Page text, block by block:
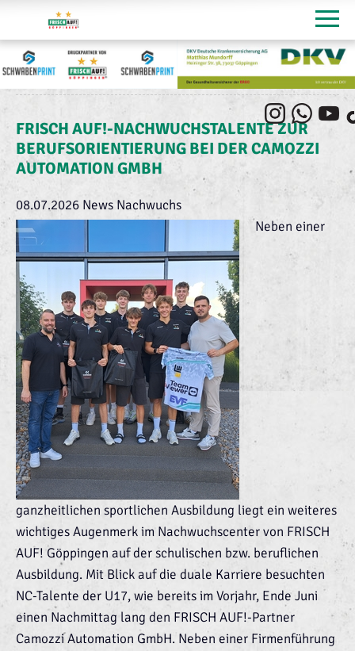
FRISCH AUF!-NACHWUCHSTALENTE ZUR
BERUFSORIENTIERUNG BEI DER CAMOZZI
AUTOMATION GMBH
08.07.2026 News Nachwuchs
Neben einer
ganzheitlichen sportlichen Ausbildung liegt ein weiteres
wichtiges Augenmerk im Nachwuchscenter von FRISCH
AUF! Göppingen auf der schulischen bzw. beruflichen
Ausbildung. Mit Blick auf die duale Karriere besuchten
NC-Talente der U17, wie bereits im Vorjahr, Ende Juni
einen Nachmittag lang den FRISCH AUF!-Partner
Camozzi Automation GmbH. Neben einer Firmenführung